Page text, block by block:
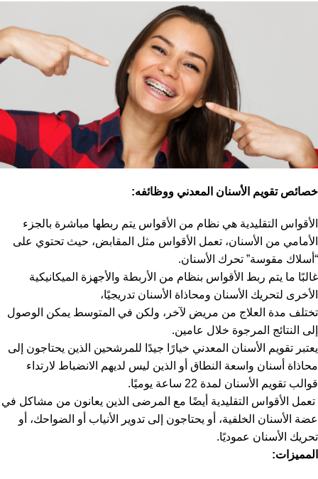
خصائص تقويم الأسنان المعدني ووظائفه:
الأقواس التقليدية هي نظام من الأقواس يتم ربطها مباشرة بالجزء
الأمامي من الأسنان، تعمل الأقواس مثل المقابض، حيث تحتوي على
“أسلاك مقوسة” تحرك الأسنان.
غالبًا ما يتم ربط الأقواس بنظام من الأربطة والأجهزة الميكانيكية
الأخرى لتحريك الأسنان ومحاذاة الأسنان تدريجيًا،
تختلف مدة العلاج من مريض لآخر، ولكن في المتوسط ​​يمكن الوصول
إلى النتائج المرجوة خلال عامين.
يعتبر تقويم الأسنان المعدني خيارًا جيدًا للمرشحين الذين يحتاجون إلى
محاذاة أسنان واسعة النطاق أو الذين ليس لديهم الانضباط لارتداء
قوالب تقويم الأسنان لمدة 22 ساعة يوميًا.
تعمل الأقواس التقليدية أيضًا مع المرضى الذين يعانون من مشاكل في
عضة الأسنان الخلفية، أو يحتاجون إلى تدوير الأنياب أو الضواحك، أو
تحريك الأسنان عموديًا.
المميزات: